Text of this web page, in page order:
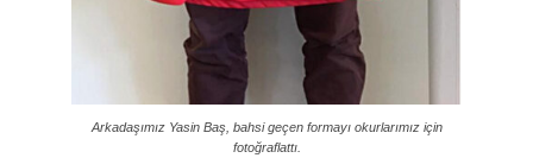
Arkadaşımız Yasin Baş, bahsi geçen formayı okurlarımız için
fotoğraflattı.